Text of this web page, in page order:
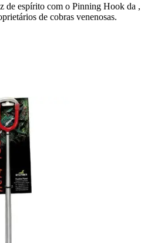
de espírito com o Pinning Hook da ,
de cobras venenosas.